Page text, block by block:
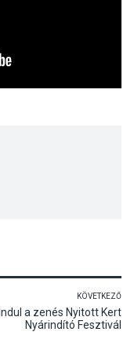
KÖVETKEZŐ
Indul a zenés Nyitott Kert
Nyárindító Fesztivál